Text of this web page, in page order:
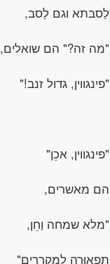
לַסבתא וגם לַסב,
"מה זה?" הם שואלים,
"פינגווין, גדול זנב!"
"פינגווין, אכֵן"
הם מאשרים,
"מלא שמחה וַחֵן,
תפאוּרה לִמקררים"